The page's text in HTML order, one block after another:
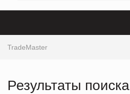
TradeMaster
Результаты поиска